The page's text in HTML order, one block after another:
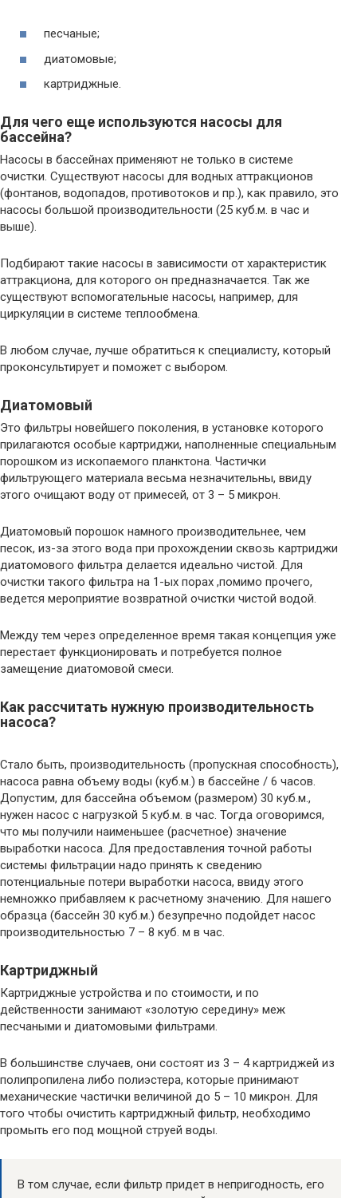
песчаные;
диатомовые;
картриджные.
Для чего еще используются насосы для
бассейна?
Насосы в бассейнах применяют не только в системе
очистки. Существуют насосы для водных аттракционов
(фонтанов, водопадов, противотоков и пр.), как правило, это
насосы большой производительности (25 куб.м. в час и
выше).
Подбирают такие насосы в зависимости от характеристик
аттракциона, для которого он предназначается. Так же
существуют вспомогательные насосы, например, для
циркуляции в системе теплообмена.
В любом случае, лучше обратиться к специалисту, который
проконсультирует и поможет с выбором.
Диатомовый
Это фильтры новейшего поколения, в установке которого
прилагаются особые картриджи, наполненные специальным
порошком из ископаемого планктона. Частички
фильтрующего материала весьма незначительны, ввиду
этого очищают воду от примесей, от 3 – 5 микрон.
Диатомовый порошок намного производительнее, чем
песок, из-за этого вода при прохождении сквозь картриджи
диатомового фильтра делается идеально чистой. Для
очистки такого фильтра на 1-ых порах ,помимо прочего,
ведется мероприятие возвратной очистки чистой водой.
Между тем через определенное время такая концепция уже
перестает функционировать и потребуется полное
замещение диатомовой смеси.
Как рассчитать нужную производительность
насоса?
Стало быть, производительность (пропускная способность),
насоса равна объему воды (куб.м.) в бассейне / 6 часов.
Допустим, для бассейна объемом (размером) 30 куб.м.,
нужен насос с нагрузкой 5 куб.м. в час. Тогда оговоримся,
что мы получили наименьшее (расчетное) значение
выработки насоса. Для предоставления точной работы
системы фильтрации надо принять к сведению
потенциальные потери выработки насоса, ввиду этого
немножко прибавляем к расчетному значению. Для нашего
образца (бассейн 30 куб.м.) безупречно подойдет насос
производительностью 7 – 8 куб. м в час.
Картриджный
Картриджные устройства и по стоимости, и по
действенности занимают «золотую середину» меж
песчаными и диатомовыми фильтрами.
В большинстве случаев, они состоят из 3 – 4 картриджей из
полипропилена либо полиэстера, которые принимают
механические частички величиной до 5 – 10 микрон. Для
того чтобы очистить картриджный фильтр, необходимо
промыть его под мощной струей воды.
В том случае, если фильтр придет в непригодность, его